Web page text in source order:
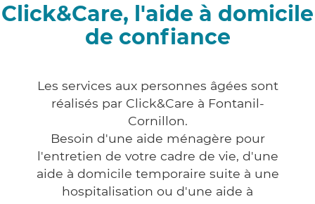
Click&Care, l'aide à domicile
de confiance
Les services aux personnes âgées sont
réalisés par Click&Care à Fontanil-
Cornillon.
Besoin d'une aide ménagère pour
l'entretien de votre cadre de vie, d'une
aide à domicile temporaire suite à une
hospitalisation ou d'une aide à